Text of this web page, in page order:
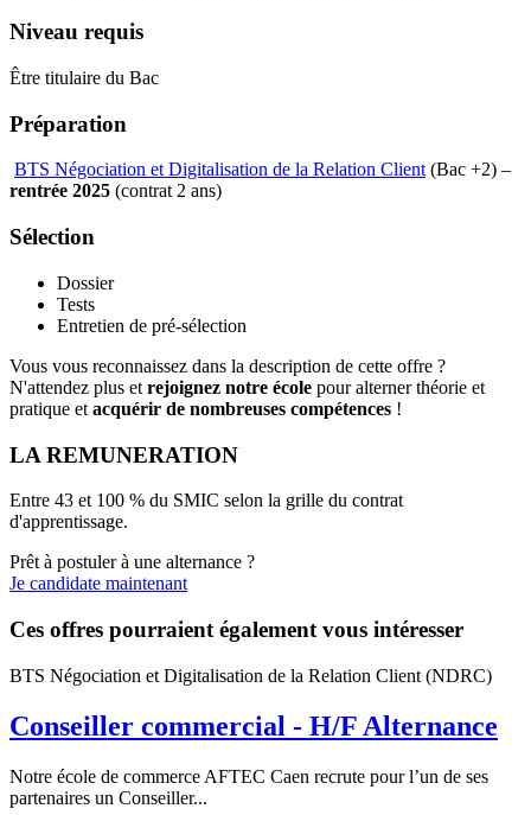
Niveau requis
Être titulaire du Bac
Préparation
BTS Négociation et Digitalisation de la Relation Client(Bac +2) –
rentrée 2025 (contrat 2 ans)
Sélection
Dossier
Tests
Entretien de pré-sélection
Vous vous reconnaissez dans la description de cette offre ?
N'attendez plus et rejoignez notre école pour alterner théorie et
pratique et acquérir de nombreuses compétences !
LA REMUNERATION
Entre 43 et 100 % du SMIC selon la grille du contrat
d'apprentissage.
Prêt à postuler à une alternance ?
Je candidate maintenant
Ces offres pourraient également vous intéresser
BTS Négociation et Digitalisation de la Relation Client (NDRC)
Conseiller commercial - H/F Alternance
Notre école de commerce AFTEC Caen recrute pour l’un de ses
partenaires un Conseiller...